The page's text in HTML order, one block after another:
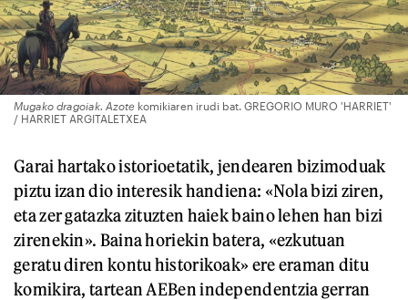
Mugako dragoiak. Azote komikiaren irudi bat. GREGORIO MURO 'HARRIET'
/ HARRIET ARGITALETXEA
Garai hartako istorioetatik, jendearen bizimoduak
piztu izan dio interesik handiena: «Nola bizi ziren,
eta zer gatazka zituzten haiek baino lehen han bizi
zirenekin». Baina horiekin batera, «ezkutuan
geratu diren kontu historikoak» ere eraman ditu
komikira, tartean AEBen independentzia gerran